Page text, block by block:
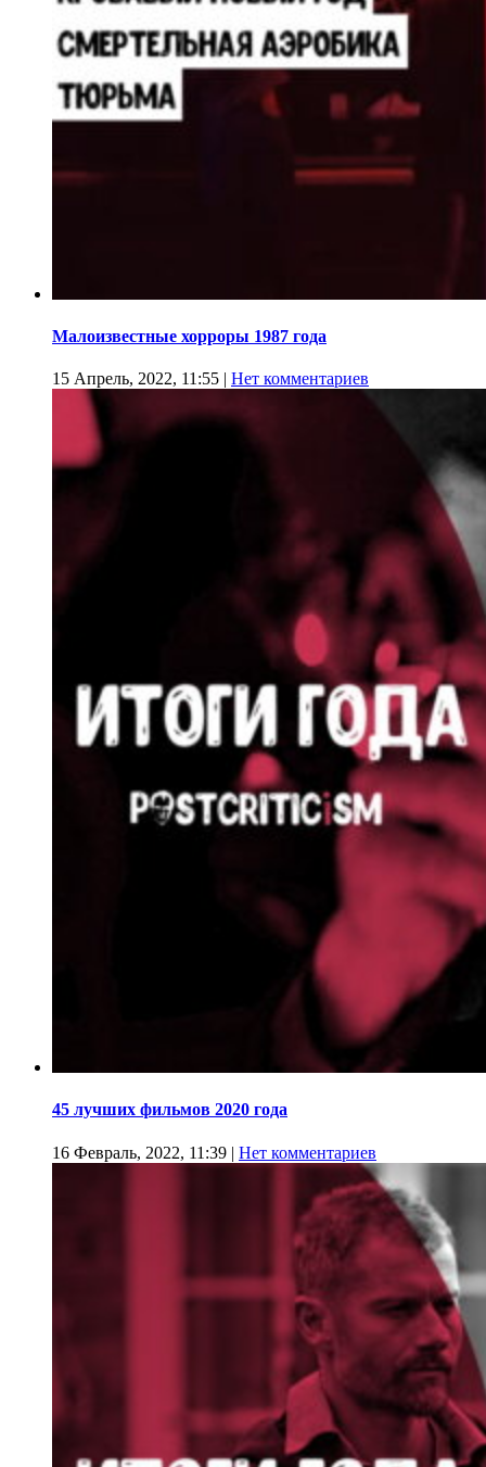
Малоизвестные хорроры 1987 года
15 Апрель, 2022, 11:55 | Нет комментариев
45 лучших фильмов 2020 года
16 Февраль, 2022, 11:39 | Нет комментариев